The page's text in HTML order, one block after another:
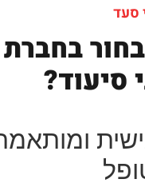
סעד
סיעוד?